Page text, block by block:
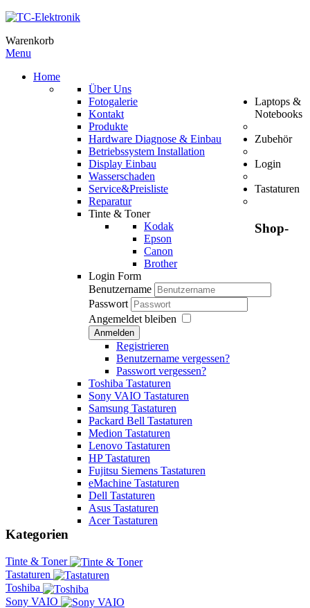
Warenkorb
Menu
Home
Über Uns
Fotogalerie
Kontakt
Produkte
Hardware Diagnose & Einbau
Betriebssystem Installation
Display Einbau
Wasserschaden
Service&Preisliste
Laptops &
Notebooks
Reparatur
Zubehör
Tinte & Toner
Kodak
Epson
Canon
Brother
Login
Login Form
Benutzername
Passwort
Angemeldet bleiben
Anmelden
Registrieren
Benutzername vergessen?
Passwort vergessen?
Tastaturen
Toshiba Tastaturen
Sony VAIO Tastaturen
Samsung Tastaturen
Packard Bell Tastaturen
Medion Tastaturen
Lenovo Tastaturen
HP Tastaturen
Fujitsu Siemens Tastaturen
eMachine Tastaturen
Dell Tastaturen
Asus Tastaturen
Acer Tastaturen
Shop-
Kategorien
Tinte & Toner
Tastaturen
Toshiba
Sony VAIO